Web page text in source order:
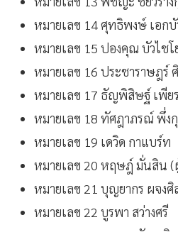
หมายเลข 14 ศุทธิพงษ์ เอกบั
หมายเลข 15 ปองคุณ บัวไชโ
หมายเลข 16 ประชาราษฎร์
หมายเลข 17 ธัญพิสิษฐ์ เพีย
หมายเลข 18 ทัศฎาภรณ์ พึ่ง
หมายเลข 19 เดวิด กาแบร์ท
หมายเลข 20 หฤษฎ์ มั่นสิน (
หมายเลข 21 บุญยากร ผจงศิ
หมายเลข 22 บูรพา สว่างศรี